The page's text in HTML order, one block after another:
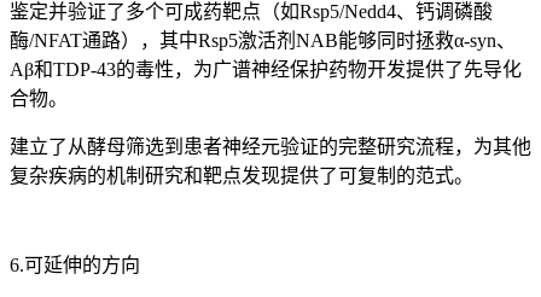
鉴定并验证了多个可成药靶点（如Rsp5/Nedd4、钙调磷酸
酶/NFAT通路），其中Rsp5激活剂NAB能够同时拯救α-syn、
Aβ和TDP-43的毒性，为广谱神经保护药物开发提供了先导化
合物。
建立了从酵母筛选到患者神经元验证的完整研究流程，为其他
复杂疾病的机制研究和靶点发现提供了可复制的范式。
6.可延伸的方向